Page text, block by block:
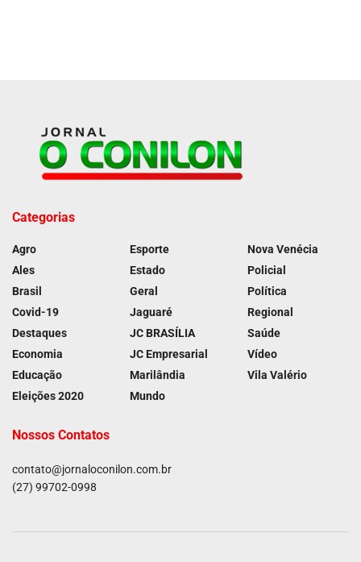
Categorias
Agro
Ales
Brasil
Covid-19
Destaques
Economia
Educação
Eleições 2020
Esporte
Estado
Geral
Jaguaré
JC BRASÍLIA
JC Empresarial
Marilândia
Mundo
Nova Venécia
Policial
Política
Regional
Saúde
Vídeo
Vila Valério
Nossos Contatos
contato@jornaloconilon.com.br
(27) 99702-0998